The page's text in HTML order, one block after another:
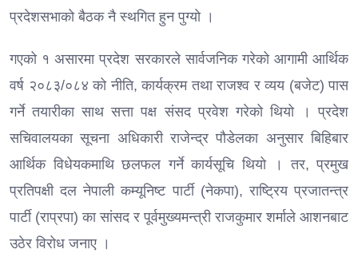
प्रदेशसभाको बैठक नै स्थगित हुन पुग्यो ।
गएको १ असारमा प्रदेश सरकारले सार्वजनिक गरेको आगामी आर्थिक
वर्ष २०८३/०८४ को नीति, कार्यक्रम तथा राजश्व र व्यय (बजेट) पास
गर्ने तयारीका साथ सत्ता पक्ष संसद प्रवेश गरेको थियो । प्रदेश
सचिवालयका सूचना अधिकारी राजेन्द्र पौडेलका अनुसार बिहिबार
आर्थिक विधेयकमाथि छलफल गर्ने कार्यसूचि थियो । तर, प्रमुख
प्रतिपक्षी दल नेपाली कम्यूनिष्ट पार्टी (नेकपा), राष्ट्रिय प्रजातन्त्र
पार्टी (राप्रपा) का सांसद र पूर्वमुख्यमन्त्री राजकुमार शर्माले आशनबाट
उठेर विरोध जनाए ।